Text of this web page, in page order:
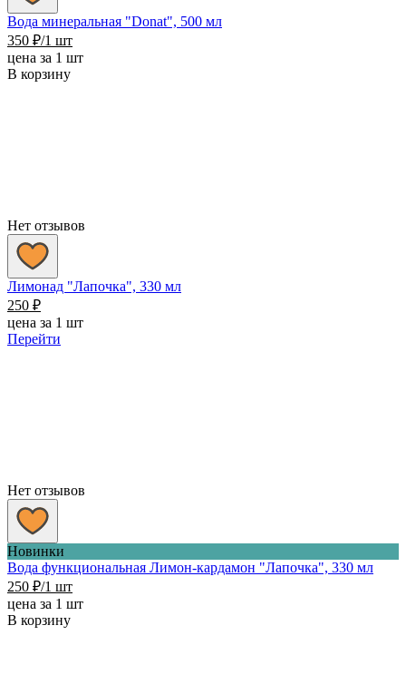
Вода минеральная "Donat", 500 мл
350 ₽/1 шт
цена за 1 шт
В корзину
Нет отзывов
Лимонад "Лапочка", 330 мл
250 ₽
цена за 1 шт
Перейти
Нет отзывов
Новинки
Вода функциональная Лимон-кардамон "Лапочка", 330 мл
250 ₽/1 шт
цена за 1 шт
В корзину